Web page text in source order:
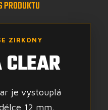
ZIRKONY
je vystouplá
12 mm,